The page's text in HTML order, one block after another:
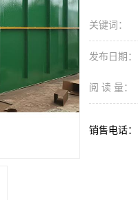
关键词：
发布日期：
阅 读 量：
销售电话：